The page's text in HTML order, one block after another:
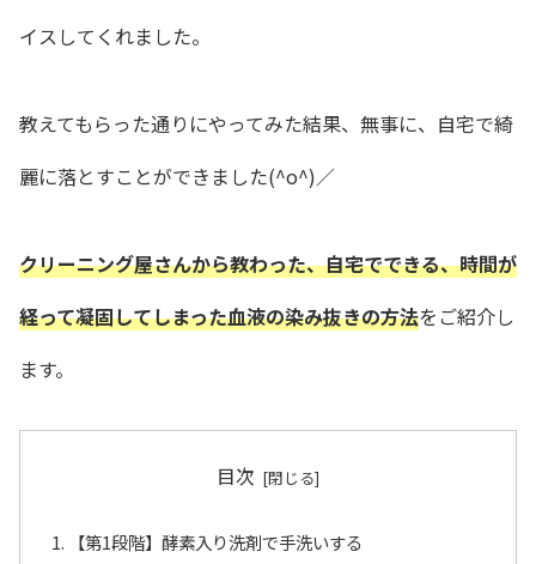
イスしてくれました。
教えてもらった通りにやってみた結果、無事に、自宅で綺
麗に落とすことができました(^o^)／
クリーニング屋さんから教わった、自宅でできる、時間が
経って凝固してしまった血液の染み抜きの方法をご紹介し
ます。
目次
【第1段階】酵素入り洗剤で手洗いする